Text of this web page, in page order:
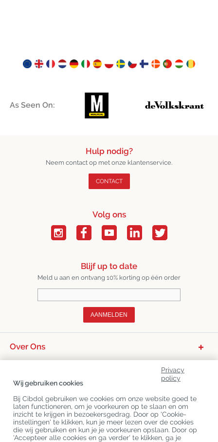
As Seen On:
Hulp nodig?
Neem contact op met onze klantenservice.
CONTACT
Volg ons
Blijf up to date
Meld u aan en ontvang 10% korting op één order
AANMELDEN
Over Ons
Productcategorieën
Klantenservice
Laatste CBD Blogs
Privacy
policy
Wij gebruiken cookies
Bij Cibdol gebruiken we cookies om onze website goed te
laten functioneren, om je voorkeuren op te slaan en om
inzicht te krijgen in bezoekersgedrag. Door op 'Cookie-
instellingen' te klikken, kun je meer lezen over de cookies
die wij gebruiken en kun je je voorkeuren opslaan. Door op
'Accepteer alle cookies en ga verder' te klikken, ga je
Copyright © Cibdol
Last updated 06-08-2026
Cibdol bv
, Handelsweg 1a, 5492NL Sint-Oedenrode, the Netherlands